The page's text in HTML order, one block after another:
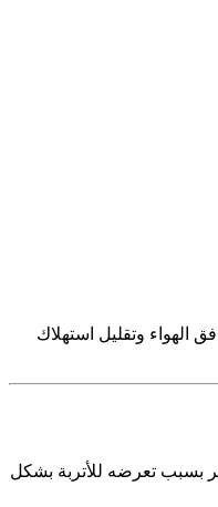
الهواء وتقليل استهلاك
بسبب تعرضه للأتربة بشكل